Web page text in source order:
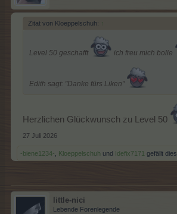
Zitat von Kloeppelschuh: ↑
Level 50 geschafft ich freu mich bolle
Edith sagt: "Danke fürs Liken"
Herzlichen Glückwunsch zu Level 50
27 Juli 2026
-biene1234- Kloeppelschuh und Idefix7171 gefällt dies.
little-nici
Lebende Forenlegende